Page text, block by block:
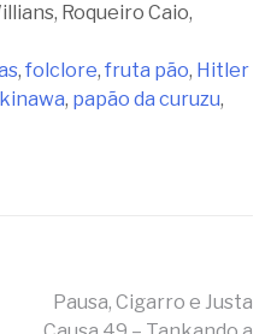
Roqueiro Caio,
, folclore, fruta pão, Hitler
, papão da curuzu,
Pausa, Cigarro e Justa